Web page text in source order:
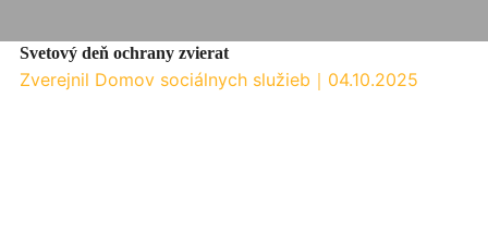
Svetový deň ochrany zvierat
Zverejnil Domov sociálnych služieb ｜ 04.10.2025